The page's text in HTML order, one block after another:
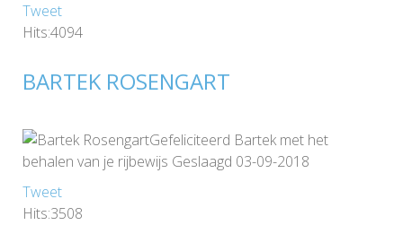
Tweet
Hits:4094
BARTEK ROSENGART
Gefeliciteerd Bartek met het
behalen van je rijbewijs Geslaagd 03-09-2018
Tweet
Hits:3508